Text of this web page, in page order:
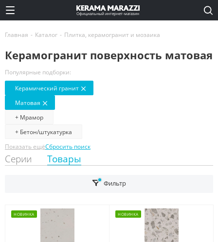
Официальный интернет-магазин
Главная - Каталог - Плитка, керамогранит и мозаика
Керамогранит поверхность матовая
Популярные подборки:
Керамический гранит
Матовая
+ Мрамор
+ Бетон/штукатурка
Показать ещёСбросить поиск
Серии Товары
Фильтр
НОВИНКА НОВИНКА